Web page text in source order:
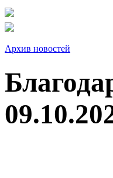
Архив новостей